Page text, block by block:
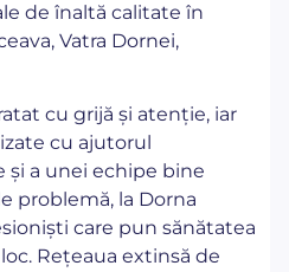
de înaltă calitate în
Vatra Dornei,
cu grijă și atenție, iar
cu ajutorul
a unei echipe bine
problemă, la Dorna
care pun sănătatea
Rețeaua extinsă de